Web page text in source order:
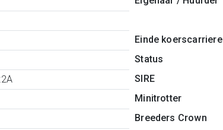
Einde koerscarriere
Status
SIRE
Minitrotter
Breeders Crown